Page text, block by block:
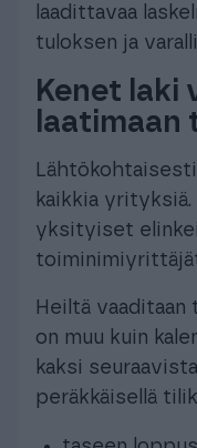
laadittavaa
tuloksen ja
Kenet laki
laatimaan
kaikkia
yksityiset
Heiltä
on muu kuin
kaksi
peräkkäisellä